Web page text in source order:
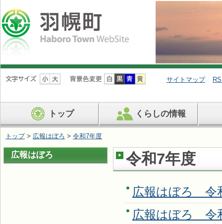
ナ
ビ
ン
を
ば
す
サイトマップ
トップ くらしの情報
トップ> 広報はぼろ > 令和7年度
令和7年度
広報はぼろ 令
広報はぼろ 令
広報はぼろ